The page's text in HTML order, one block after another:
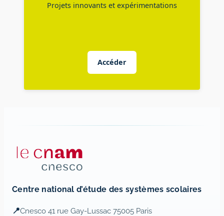
Projets innovants et expérimentations
Accéder
Centre national d’étude des systèmes scolaires
📍Cnesco 41 rue Gay-Lussac 75005 Paris